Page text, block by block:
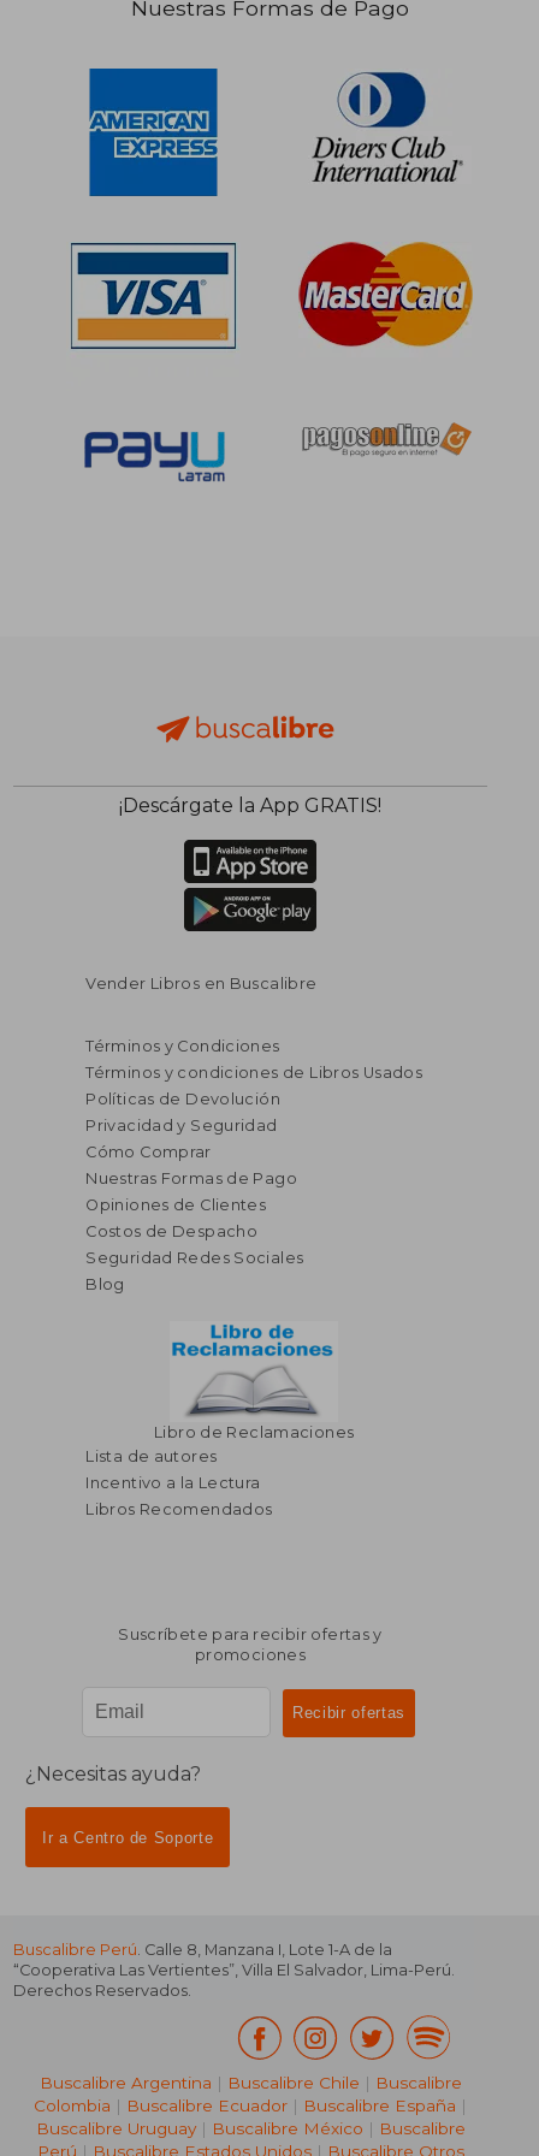
dcto. S/ 82,59 dcto.
S/ 167,75
S/ 75,49
40%
Nuestras Formas de Pago
¡Descárgate la App GRATIS!
Vender Libros en Buscalibre
Términos y Condiciones
Términos y condiciones de Libros Usados
Políticas de Devolución
Privacidad y Seguridad
Cómo Comprar
Nuestras Formas de Pago
Opiniones de Clientes
Costos de Despacho
Seguridad Redes Sociales
Blog
Libro de Reclamaciones
Lista de autores
Incentivo a la Lectura
Libros Recomendados
Suscríbete para recibir ofertas y
promociones
¿Necesitas ayuda?
Ir a Centro de Soporte
Buscalibre Perú. Calle 8, Manzana I, Lote 1-A de la
“Cooperativa Las Vertientes”, Villa El Salvador, Lima-Perú.
Derechos Reservados.
Buscalibre Argentina | Buscalibre Chile | Buscalibre
Colombia | Buscalibre Ecuador | Buscalibre España |
Buscalibre Uruguay| Buscalibre México | Buscalibre
Perú | Buscalibre Estados Unidos| Buscalibre Otros